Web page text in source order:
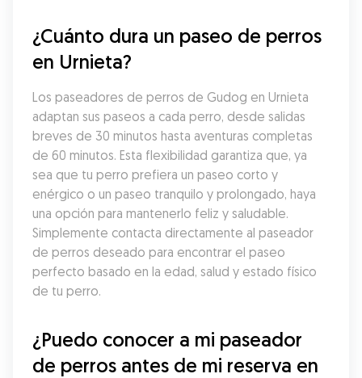
¿Cuánto dura un paseo de perros
en Urnieta?
Los paseadores de perros de Gudog en Urnieta
adaptan sus paseos a cada perro, desde salidas
breves de 30 minutos hasta aventuras completas
de 60 minutos. Esta flexibilidad garantiza que, ya
sea que tu perro prefiera un paseo corto y
enérgico o un paseo tranquilo y prolongado, haya
una opción para mantenerlo feliz y saludable.
Simplemente contacta directamente al paseador
de perros deseado para encontrar el paseo
perfecto basado en la edad, salud y estado físico
de tu perro.
¿Puedo conocer a mi paseador
de perros antes de mi reserva en